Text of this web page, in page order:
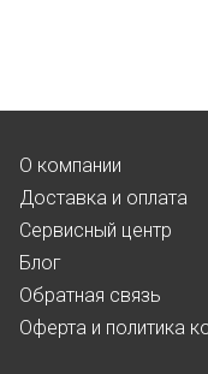
О компании
Доставка и оплата
Сервисный центр
Блог
Обратная связь
Оферта и политика